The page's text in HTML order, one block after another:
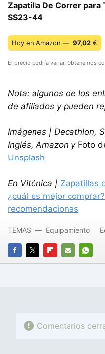
Zapatilla De Correr para
SS23-44
Hoy en Amazon — 97,02 €
El precio podría variar. Obtenemos
Nota: algunos de los
de afiliados y pueden
Imágenes | Decathlon,
Inglés, Amazon y Foto
Unsplash
En Vitónica | Zapatillas
¿cuál es mejor
recomendaciones
FACEBOOK
TWITTERFLIPBOARD
E-
TEMAS Equipamiento
Comentarios